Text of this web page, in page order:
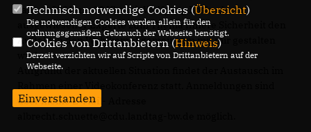
Januar 2021 um 19 Uhr mit Wolfgang Bosbach ein
ausgewiesener Experte zum Thema Innere Sicherheit den
Auftakt in den Wahlkampf gemeinsam mit mir gestalten
wird.
Aufgrund der aktuellen Situation findet der Austausch im
über meine E-Mail- Adresse
Technisch notwendige Cookies (Übersicht)
Die notwendigen Cookies werden allein für den
ordnungsgemäßen Gebrauch der Webseite benötigt.
Cookies von Drittanbietern (Hinweis)
Derzeit verzichten wir auf Scripte von Drittanbietern auf der
Webseite.
Einverstanden